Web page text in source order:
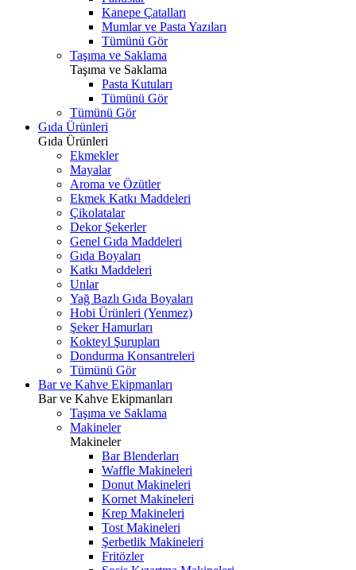
Kanepe Çatalları
Mumlar ve Pasta Yazıları
Tümünü Gör
Taşıma ve Saklama
Taşıma ve Saklama
Pasta Kutuları
Tümünü Gör
Tümünü Gör
Gıda Ürünleri
Gıda Ürünleri
Ekmekler
Mayalar
Aroma ve Özütler
Ekmek Katkı Maddeleri
Çikolatalar
Dekor Şekerler
Genel Gıda Maddeleri
Gıda Boyaları
Katkı Maddeleri
Unlar
Yağ Bazlı Gıda Boyaları
Hobi Ürünleri (Yenmez)
Şeker Hamurları
Kokteyl Şurupları
Dondurma Konsantreleri
Tümünü Gör
Bar ve Kahve Ekipmanları
Bar ve Kahve Ekipmanları
Taşıma ve Saklama
Makineler
Makineler
Bar Blenderları
Waffle Makineleri
Donut Makineleri
Kornet Makineleri
Krep Makineleri
Tost Makineleri
Şerbetlik Makineleri
Fritözler